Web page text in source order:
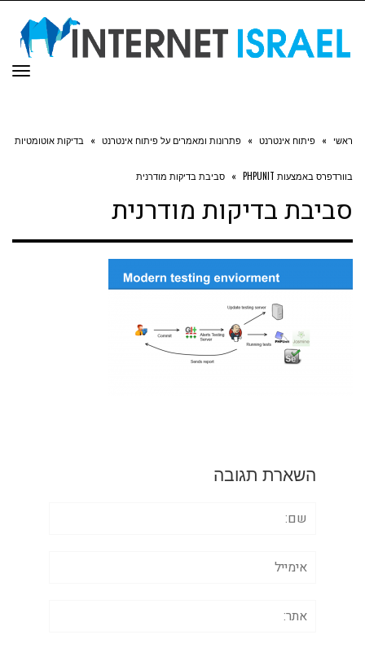
ראשי » פיתוח אינטרנט » פתרונות ומאמרים על פיתוח אינטרנט » בדיקות אוטומטיות
בוורדפרס באמצעות PHPUNIT » סביבת בדיקות מודרנית
סביבת בדיקות מודרנית
השארת תגובה